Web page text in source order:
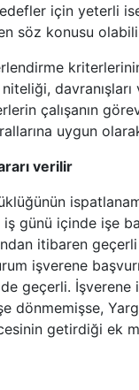
için yeterli
söz konusu
niteliği,
çalışanın
uygun
verilir
günü içinde işe
itibaren
işverene
geçerli.
dönmemişse,
getirdiği ek